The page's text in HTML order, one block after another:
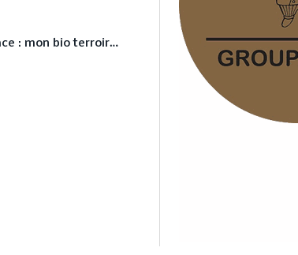
: mon bio terroir…